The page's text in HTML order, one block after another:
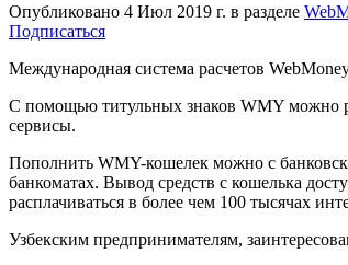
Опубликовано 4 Июл 2019 г. в разделе
Подписаться
Международная система расчетов
С помощью титульных знаков WMY можно
сервисы.
Пополнить WMY-кошелек можно с
банкоматах. Вывод средств с кошелька
расплачиваться в более чем 100 тысячах
Узбекским предпринимателям,